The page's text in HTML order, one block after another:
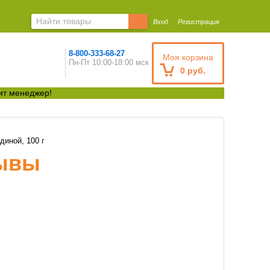
Вход Регистрация
Моя корзина
0 руб.
8-800-333-68-27
Пн-Пт 10:00-18:00 мск
менеджер!
100 г